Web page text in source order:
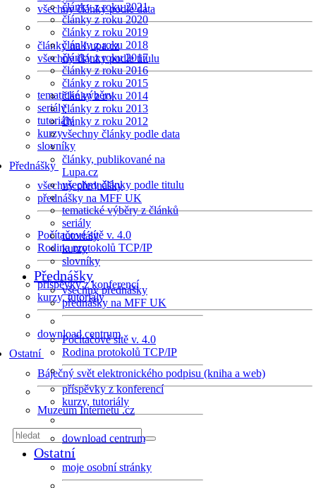
všechny články podle data
články na Lupa.cz
všechny články podle titulu
tematické výběry
seriály
tutoriály
kurzy
slovníky
Přednášky
všechny přednášky
přednášky na MFF UK
Počítačové sítě v. 4.0
Rodina protokolů TCP/IP
příspěvky z konferencí
kurzy, tutoriály
download centrum
Ostatní
Báječný svět elektronického podpisu (kniha a web)
Muzeum Internetu .cz
články z roku 2021
články z roku 2020
články z roku 2019
články z roku 2018
články z roku 2017
články z roku 2016
články z roku 2015
články z roku 2014
články z roku 2013
články z roku 2012
všechny články podle data
články, publikované na
Lupa.cz
všechny články podle titulu
tematické výběry z článků
seriály
tutoriály
kurzy
slovníky
Přednášky
všechny přednášky
přednášky na MFF UK
Počítačové sítě v. 4.0
Rodina protokolů TCP/IP
příspěvky z konferencí
kurzy, tutoriály
download centrum
Ostatní
moje osobní stránky